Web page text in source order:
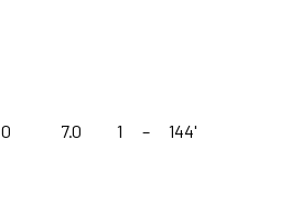
0 7.0 1 – 144'